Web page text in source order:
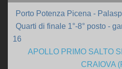
Porto Potenza Picena -
Quarti di finale 1°-8° posto -
16
APOLLO PRIMO SALTO
CRAIOVA